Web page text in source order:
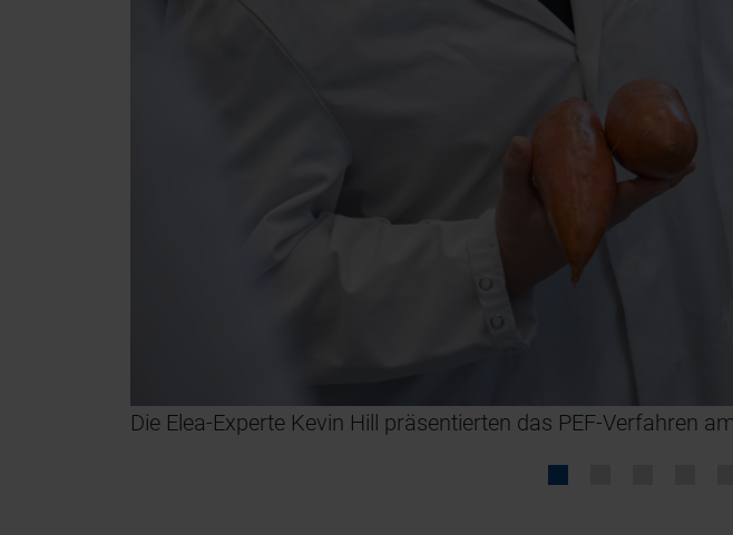
Die Elea-Experte Kevin Hill präsentierten das PEF-Verfahren